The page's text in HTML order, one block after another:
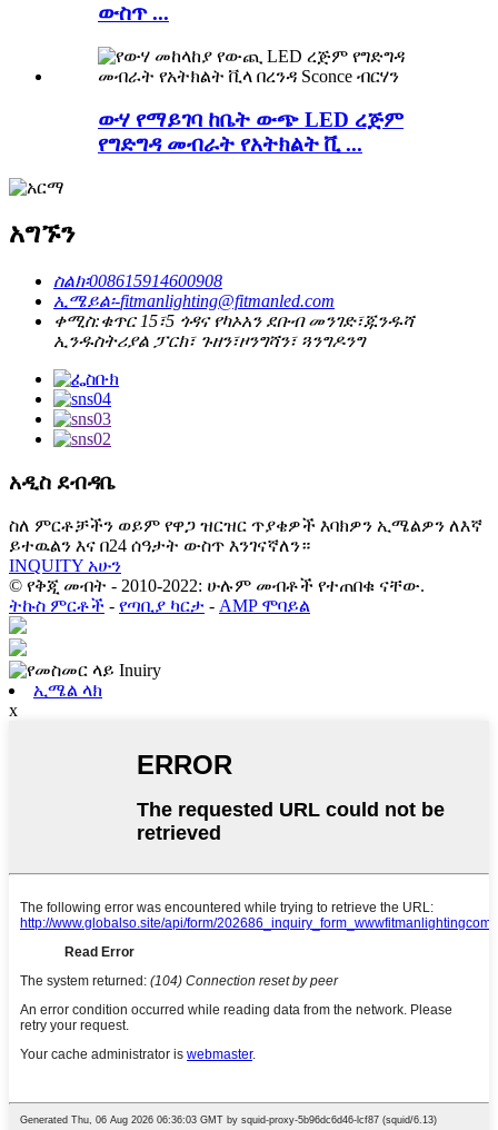
ውስጥ ...
ውሃ የማይገባ ከቤት ውጭ LED ረጅም
የግድግዳ መብራት የአትክልት ቪ ...
አግኙን
ስልክ፡008615914600908
ኢሜይል፡-fitmanlighting@fitmanled.com
ቀሚስ:ቁጥር 15፣5 ጎዳና የካኦአን ደቡብ መንገድ፣ጁንዱሻ
ኢንዱስትሪያል ፓርክ፣ ጉዘን፣ዞንግሻን፣ ጓንግዶንግ
አዲስ ደብዳቤ
ስለ ምርቶቻችን ወይም የዋጋ ዝርዝር ጥያቄዎች እባክዎን ኢሜልዎን ለእኛ
ይተዉልን እና በ24 ሰዓታት ውስጥ እንገናኛለን።
INQUITY አሁን
© የቅጂ መብት - 2010-2022: ሁሉም መብቶች የተጠበቁ ናቸው.
ትኩስ ምርቶች - የጣቢያ ካርታ - AMP ሞባይል
ኢሜል ላክ
x